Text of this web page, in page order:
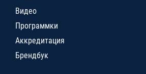
Видео
Программки
Аккредитация
Брендбук